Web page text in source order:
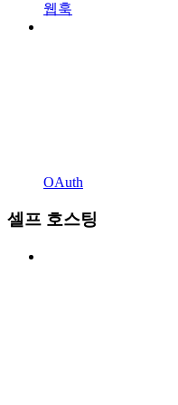
웹훅
OAuth
셀프 호스팅